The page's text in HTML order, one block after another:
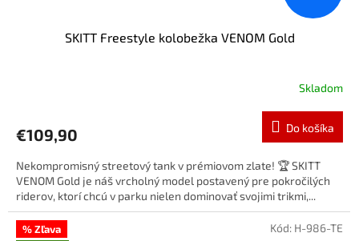
SKITT Freestyle kolobežka VENOM Gold
Skladom
€109,90 Do košíka
Nekompromisný streetový tank v prémiovom zlate! 🏆 SKITT
VENOM Gold je náš vrcholný model postavený pre pokročilých
riderov, ktorí chcú v parku nielen dominovať svojimi trikmi,...
% Zľava
Kód: H-986-TE